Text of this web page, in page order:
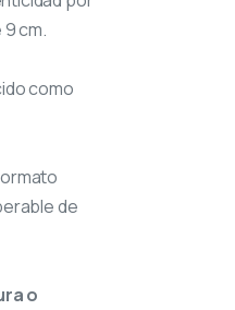
cm.
como
de
o